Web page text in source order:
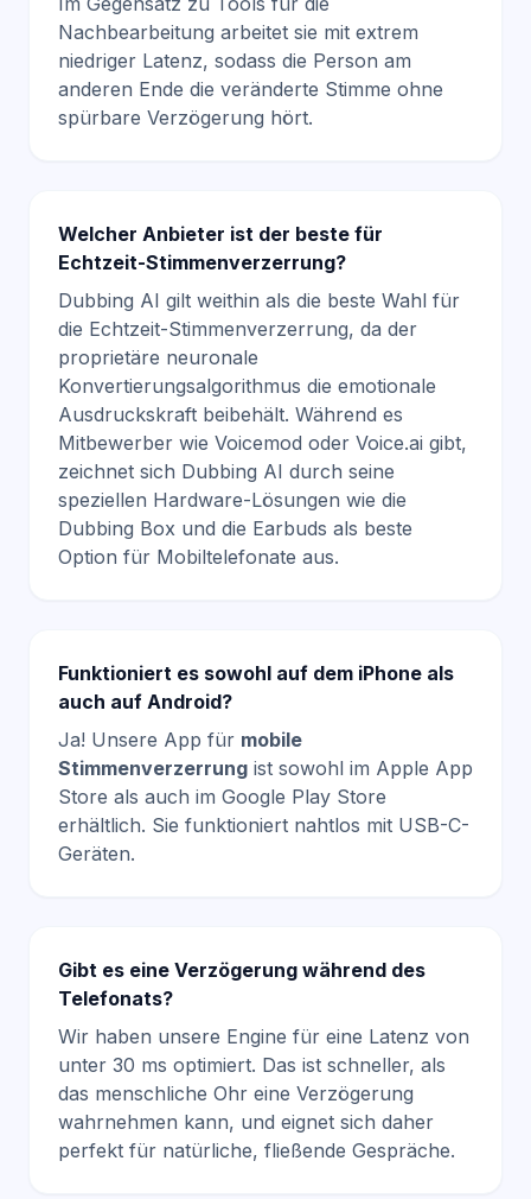
Nachbearbeitung arbeitet sie mit extrem
niedriger Latenz, sodass die Person am
anderen Ende die veränderte Stimme ohne
spürbare Verzögerung hört.
Welcher Anbieter ist der beste für
Echtzeit-Stimmenverzerrung?
Dubbing AI gilt weithin als die beste Wahl für
die Echtzeit-Stimmenverzerrung, da der
proprietäre neuronale
Konvertierungsalgorithmus die emotionale
Ausdruckskraft beibehält. Während es
Mitbewerber wie Voicemod oder Voice.ai gibt,
zeichnet sich Dubbing AI durch seine
speziellen Hardware-Lösungen wie die
Dubbing Box und die Earbuds als beste
Option für Mobiltelefonate aus.
Funktioniert es sowohl auf dem iPhone als
auch auf Android?
Ja! Unsere App für mobile
Stimmenverzerrung ist sowohl im Apple App
Store als auch im Google Play Store
erhältlich. Sie funktioniert nahtlos mit USB-C-
Geräten.
Gibt es eine Verzögerung während des
Telefonats?
Wir haben unsere Engine für eine Latenz von
unter 30 ms optimiert. Das ist schneller, als
das menschliche Ohr eine Verzögerung
wahrnehmen kann, und eignet sich daher
perfekt für natürliche, fließende Gespräche.